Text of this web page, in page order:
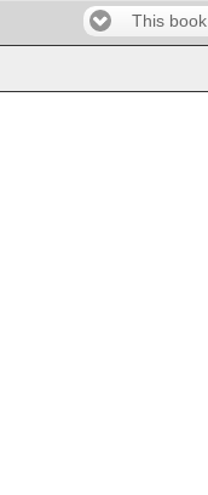
This book